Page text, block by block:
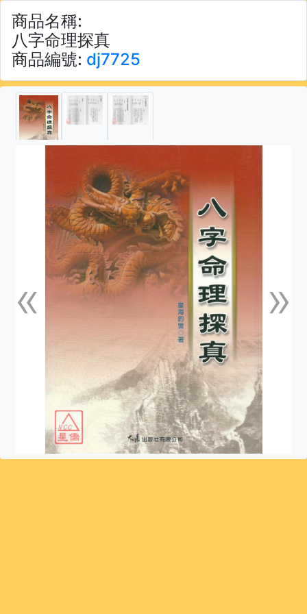
商品名稱:
八字命理探真
商品編號: dj7725
«上一張 »下一